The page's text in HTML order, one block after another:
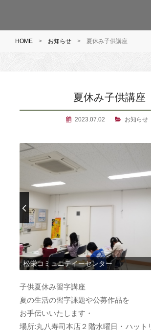
HOME > お知らせ > 夏休み子供講座
夏休み子供講座
2023.07.02 お知らせ
松栄コミュニテイーセンター
子供夏休み習字講座
夏の生活の習字課題や公募作品を
お手伝いいたします・
場所:丸八寿司本店２階水曜日・ハット